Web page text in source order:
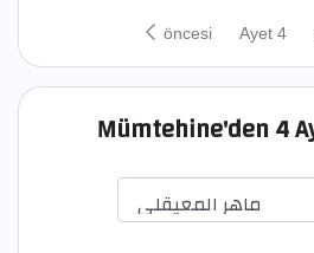
öncesi Ayet 4
Mümtehine'den 4